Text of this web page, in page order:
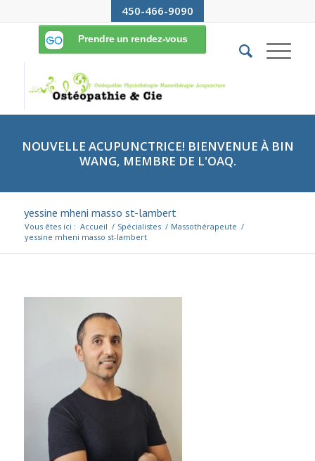
450-466-9090
NOUVELLE ACUPUNCTRICE! BIENVENUE À BIN
WANG, MEMBRE DE L'OAQ.
yessine mheni masso st-lambert
Vous êtes ici : Accueil / Spécialistes / Massothérapeute /
yessine mheni masso st-lambert